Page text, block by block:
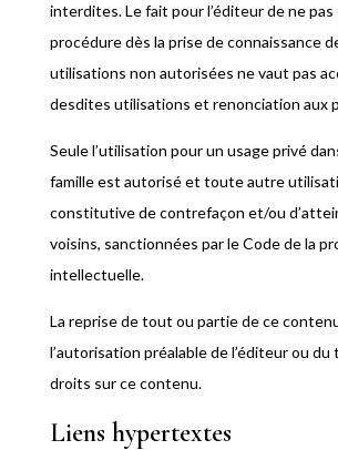
interdites. Le fait pour l’éditeur de ne pas
procédure dès la prise de connaissance
utilisations non autorisées ne vaut pas
desdites utilisations et renonciation aux
Seule l’utilisation pour un usage privé
famille est autorisé et toute autre
constitutive de contrefaçon et/ou
voisins, sanctionnées par le Code de la
intellectuelle.
La reprise de tout ou partie de ce
l’autorisation préalable de l’éditeur ou
droits sur ce contenu.
Liens hypertextes